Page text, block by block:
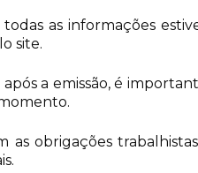
todas as informações
site.
após a emissão, é
as obrigações